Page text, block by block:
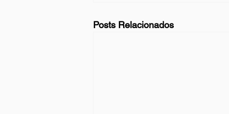
Posts Relacionados